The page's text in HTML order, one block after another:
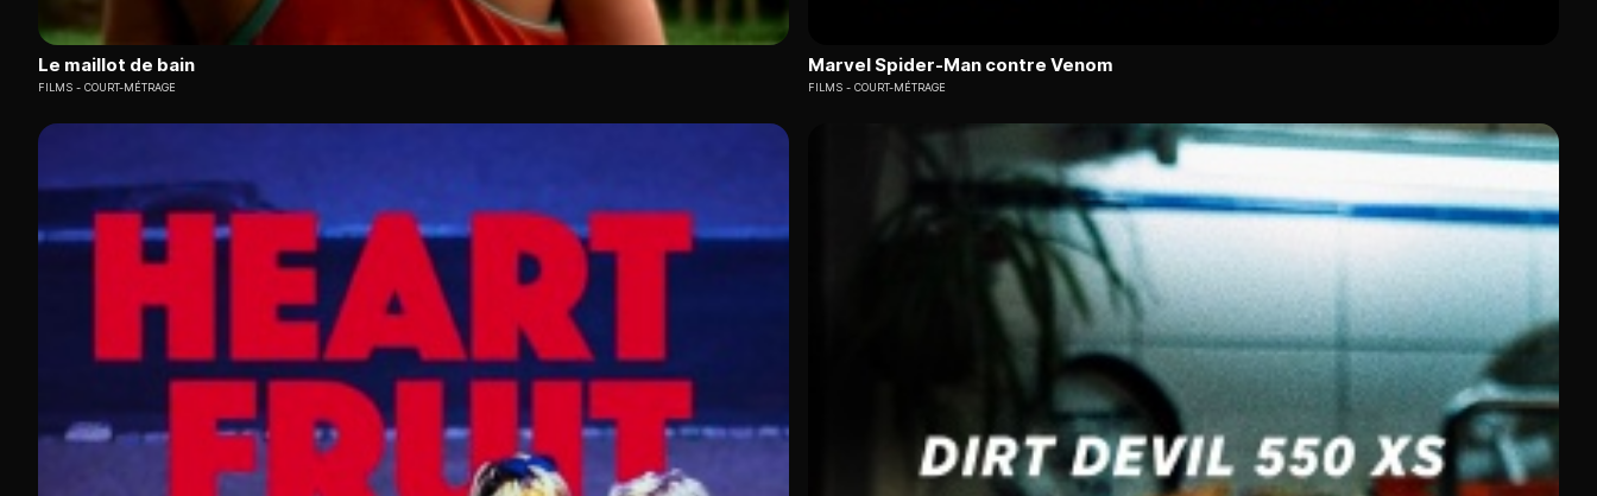
Le maillot de bain
FILMS COURT-MÉTRAGE
Marvel Spider-Man contre Venom
FILMS COURT-MÉTRAGE